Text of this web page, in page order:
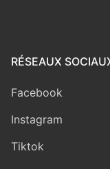
RÉSEAUX
Facebook
Instagram
Tiktok